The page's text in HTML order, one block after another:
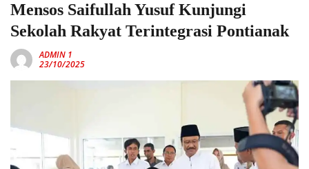
Mensos Saifullah Yusuf Kunjungi
Sekolah Rakyat Terintegrasi Pontianak
ADMIN 1
23/10/2025